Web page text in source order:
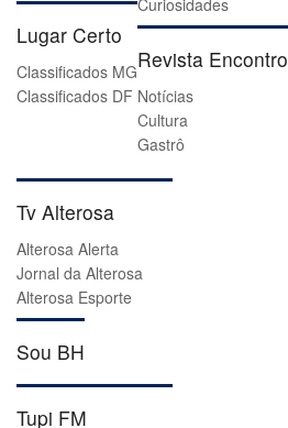
Lugar Certo
Classificados MG
Classificados DF
Curiosidades
Revista Encontro
Notícias
Cultura
Gastrô
Tv Alterosa
Alterosa Alerta
Jornal da Alterosa
Alterosa Esporte
Sou BH
Tupi FM